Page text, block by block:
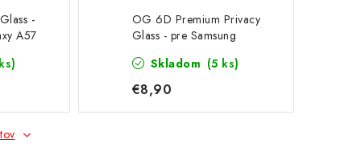
-
A57
OG 6D Premium Privacy
Glass - pre Samsung
Skladom (5 ks)
€8,90